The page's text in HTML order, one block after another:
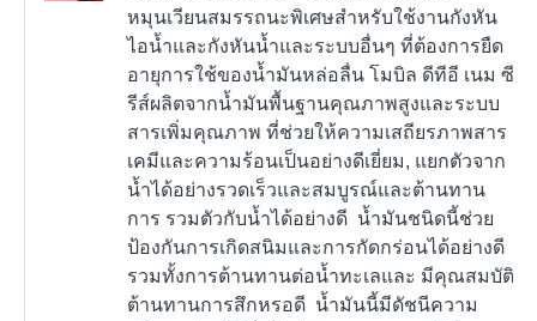
หมุนเวียนสมรรถนะพิเศษสำหรับใช้งานกังหัน
ไอน้ำและกังหันน้ำและระบบอื่นๆ ที่ต้องการยืด
อายุการใช้ของน้ำมันหล่อลื่น โมบิล ดีทีอี เนม ซี
รีส์ผลิตจากน้ำมันพื้นฐานคุณภาพสูงและระบบ
สารเพิ่มคุณภาพ ที่ช่วยให้ความเสถียรภาพสาร
เคมีและความร้อนเป็นอย่างดีเยี่ยม, แยกตัวจาก
น้ำได้อย่างรวดเร็วและสมบูรณ์และต้านทาน
การ รวมตัวกับน้ำได้อย่างดี น้ำมันชนิดนี้ช่วย
ป้องกันการเกิดสนิมและการกัดกร่อนได้อย่างดี
รวมทั้งการต้านทานต่อน้ำทะเลและ มีคุณสมบัติ
ต้านทานการสึกหรอดี น้ำมันนี้มีดัชนีความ